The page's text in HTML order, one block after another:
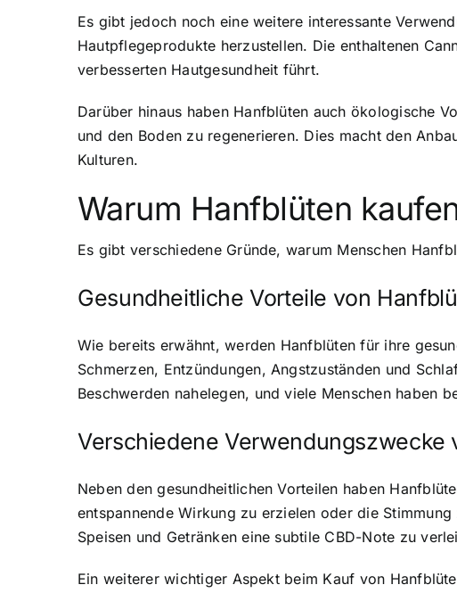
Es gibt jedoch noch eine weitere interessante
Hautpflegeprodukte herzustellen. Die enthaltenen
verbesserten Hautgesundheit führt.
Darüber hinaus haben Hanfblüten auch ökologische
und den Boden zu regenerieren. Dies macht den
Kulturen.
Warum Hanfblüten
Es gibt verschiedene Gründe, warum Menschen
Gesundheitliche Vorteile von
Wie bereits erwähnt, werden Hanfblüten für ihre
Schmerzen, Entzündungen, Angstzuständen und
Beschwerden nahelegen, und viele Menschen haben
Verschiedene Verwendungszwecke
Neben den gesundheitlichen Vorteilen haben
entspannende Wirkung zu erzielen oder die
Speisen und Getränken eine subtile CBD-Note zu
Ein weiterer wichtiger Aspekt beim Kauf von